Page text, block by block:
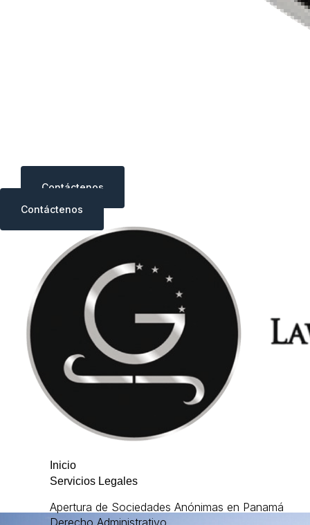
Contáctenos
Contáctenos
Inicio
Servicios Legales
Apertura de Sociedades Anónimas en Panamá
Derecho Administrativo